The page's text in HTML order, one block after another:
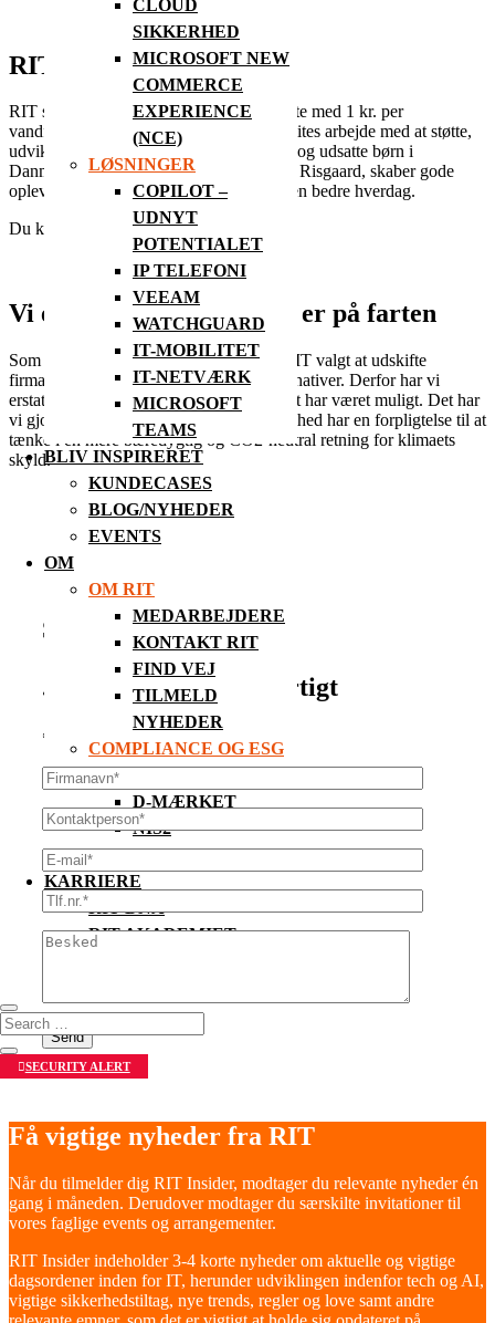
CLOUD
SIKKERHED
MICROSOFT NEW
COMMERCE
EXPERIENCE
(NCE)
LØSNINGER
COPILOT –
UDNYT
POTENTIALET
IP TELEFONI
VEEAM
WATCHGUARD
IT-MOBILITET
IT-NETVÆRK
MICROSOFT
TEAMS
BLIV INSPIRERET
KUNDECASES
BLOG/NYHEDER
EVENTS
OM
OM RIT
MEDARBEJDERE
KONTAKT RIT
FIND VEJ
TILMELD
NYHEDER
COMPLIANCE OG ESG
D-MÆRKET
NIS2
ESG
KARRIERE
RIT DNA
RIT AKADEMIET
SECURITY ALERT
RIT støtter CoolUnite
RIT støtter velgørenhedsfonden CoolUnite med 1 kr. per
vandflaske, som går ubeskåret til CoolUnites arbejde med at støtte,
udvikle og styrke sårbare, sygdomsramte og udsatte børn i
Danmark. Fonden, som er stiftet af Jacob Risgaard, skaber gode
oplevelser og bidrager til, at børnene får en bedre hverdag.
Du kan læse mere her:CoolUnite
Vi er grønne – selv når vi er på farten
Som et led i den grønne omstilling, har RIT valgt at udskifte
firmabilerne med mere klimavenlige alternativer. Derfor har vi
erstattet dieselbilerne med elbiler, hvor det har været muligt. Det har
vi gjort, fordi vi mener, at vi som virksomhed har en forpligtelse til at
tænke i en mere bæredygtig og CO2-neutral retning for klimaets
skyld.
Send formularen...
...vi vender tilbage hurtigt
* = Obligatorisk felt
Få vigtige nyheder fra RIT
Når du tilmelder dig RIT Insider, modtager du relevante nyheder én
gang i måneden. Derudover modtager du særskilte invitationer til
vores faglige events og arrangementer.
RIT Insider indeholder 3-4 korte nyheder om aktuelle og vigtige
dagsordener inden for IT, herunder udviklingen indenfor tech og AI,
vigtige sikkerhedstiltag, nye trends, regler og love samt andre